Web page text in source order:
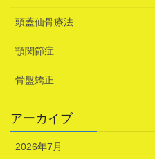
頭蓋仙骨療法
顎関節症
骨盤矯正
アーカイブ
2026年7月